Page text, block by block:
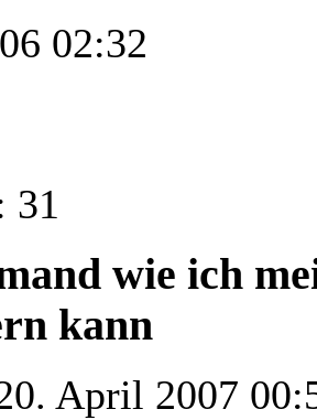
02:32
31
wie ich
kann
April 2007